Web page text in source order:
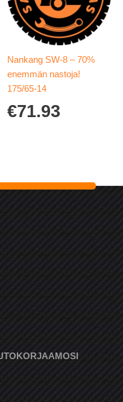
Nankang SW-8 – 70%
enemmän nastoja!
175/65-14
€71.93